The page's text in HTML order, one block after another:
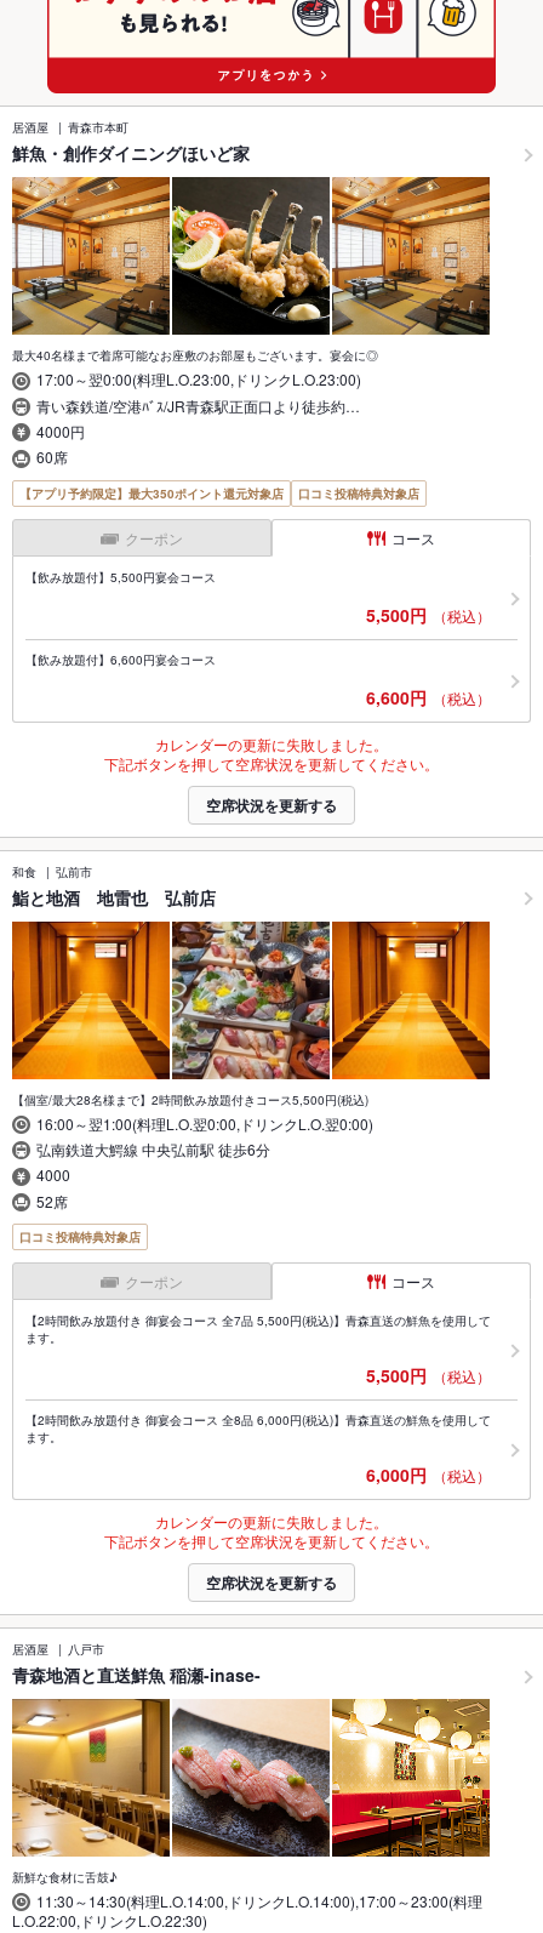
居酒屋 青森市本町
鮮魚・創作ダイニングほいど家
最大40名様まで着席可能なお座敷のお部屋もございます。宴会に◎
17:00～翌0:00(料理L.O.23:00,ドリンクL.O.23:00)
青い森鉄道/空港ﾊﾞｽ/JR青森駅正面口より徒歩約…
4000円
60席
【アプリ予約限定】最大350ポイント還元対象店 口コミ投稿特典対象店
クーポン コース
【飲み放題付】5,500円宴会コース
5,500円 （税込）
【飲み放題付】6,600円宴会コース
6,600円 （税込）
カレンダーの更新に失敗しました。
下記ボタンを押して空席状況を更新してください。
空席状況を更新する
和食 弘前市
鮨と地酒 地雷也 弘前店
【個室/最大28名様まで】2時間飲み放題付きコース5,500円(税込)
16:00～翌1:00(料理L.O.翌0:00,ドリンクL.O.翌0:00)
弘南鉄道大鰐線 中央弘前駅 徒歩6分
4000
52席
口コミ投稿特典対象店
クーポン コース
【2時間飲み放題付き 御宴会コース 全7品 5,500円(税込)】青森直送の鮮魚を使用して
ます。
5,500円 （税込）
【2時間飲み放題付き 御宴会コース 全8品 6,000円(税込)】青森直送の鮮魚を使用して
ます。
6,000円 （税込）
カレンダーの更新に失敗しました。
下記ボタンを押して空席状況を更新してください。
空席状況を更新する
居酒屋 八戸市
青森地酒と直送鮮魚 稲瀬-inase-
新鮮な食材に舌鼓♪
11:30～14:30(料理L.O.14:00,ドリンクL.O.14:00),17:00～23:00(料理
L.O.22:00,ドリンクL.O.22:30)